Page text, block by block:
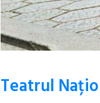
Teatrul